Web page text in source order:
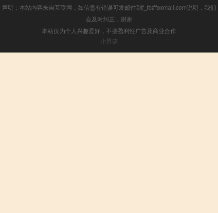
声明：本站内容来自互联网，如信息有错误可发邮件到f_fb#foxmail.com说明，我们
会及时纠正，谢谢
本站仅为个人兴趣爱好，不接盈利性广告及商业合作
小男孩